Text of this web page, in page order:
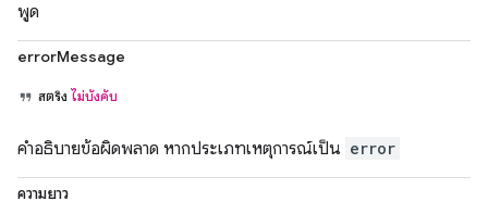
พูด
errorMessage
สตริง ไม่บังคับ
คำอธิบายข้อผิดพลาด หากประเภทเหตุการณ์เป็น error
ความยาว